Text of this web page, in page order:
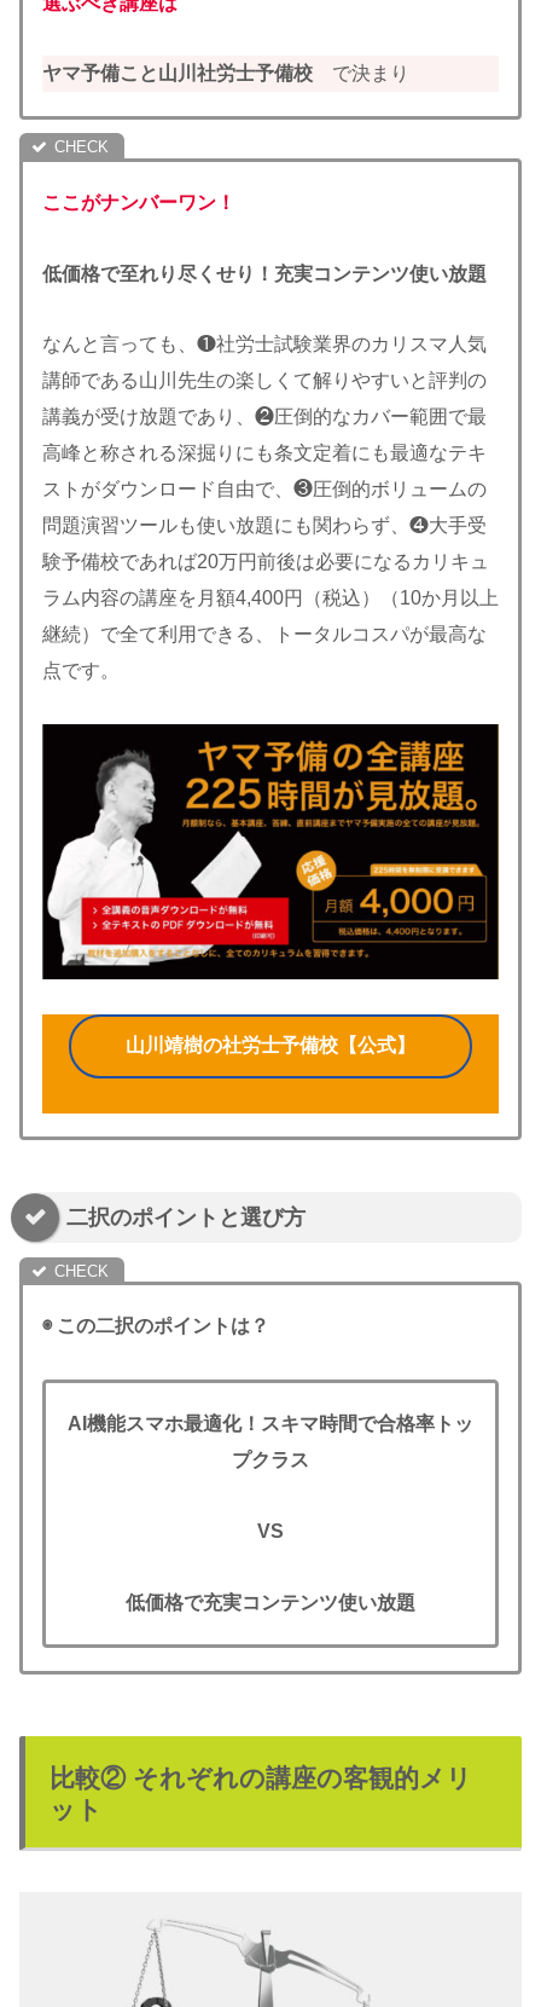
ヤマ予備こと山川社労士予備校 で決まり
ここがナンバーワン！
低価格で至れり尽くせり！充実コンテンツ使い放題
なんと言っても、❶社労士試験業界のカリスマ人気
講師である山川先生の楽しくて解りやすいと評判の
講義が受け放題であり、❷圧倒的なカバー範囲で最
高峰と称される深掘りにも条文定着にも最適なテキ
ストがダウンロード自由で、❸圧倒的ボリュームの
問題演習ツールも使い放題にも関わらず、❹大手受
験予備校であれば20万円前後は必要になるカリキュ
ラム内容の講座を月額4,400円（税込）（10か月以上
継続）で全て利用できる、トータルコスパが最高な
点です。
山川靖樹の社労士予備校【公式】
二択のポイントと選び方
◉ この二択のポイントは？
AI機能スマホ最適化！スキマ時間で合格率トッ
プクラス
VS
低価格で充実コンテンツ使い放題
比較② それぞれの講座の客観的メリ
ット